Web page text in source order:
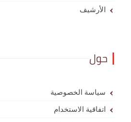
الأرشيف
حول
سياسة الخصوصية
اتفاقية الاستخدام